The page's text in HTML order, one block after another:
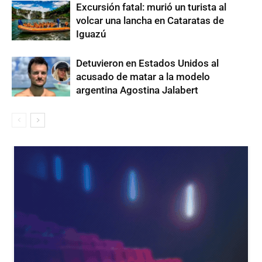
Excursión fatal: murió un turista al
volcar una lancha en Cataratas de
Iguazú
Detuvieron en Estados Unidos al
acusado de matar a la modelo
argentina Agostina Jalabert